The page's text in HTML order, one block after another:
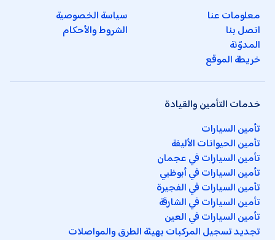
معلومات عنا
اتصل بنا
المدوّنة
خريطة الموقع
سياسة الخصوصية
الشروط والأحكام
خدمات التأمين والقيادة
تأمين السيارات
تأمين الحيوانات الأليفة
تأمين السيارات في عجمان
تأمين السيارات في أبوظبي
تأمين السيارات في الفجيرة
تأمين السيارات في الشارقة
تأمين السيارات في العين
تجديد تسجيل المركبات بهيئة الطرق والمواصلات